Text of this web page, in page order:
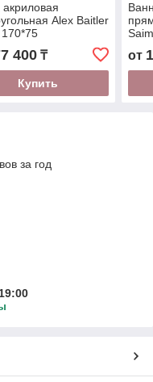
Alex Baitler
400₸
Купить
от
за год